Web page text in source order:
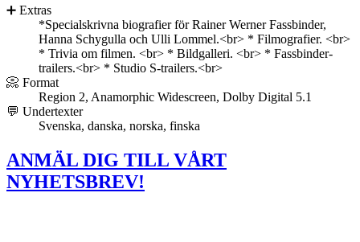
➕ Extras
*Specialskrivna biografier för Rainer Werner Fassbinder,
Hanna Schygulla och Ulli Lommel.<br> * Filmografier. <br>
* Trivia om filmen. <br> * Bildgalleri. <br> * Fassbinder-
trailers.<br> * Studio S-trailers.<br>
📀 Format
Region 2, Anamorphic Widescreen, Dolby Digital 5.1
💬 Undertexter
Svenska, danska, norska, finska
ANMÄL DIG TILL VÅRT
NYHETSBREV!